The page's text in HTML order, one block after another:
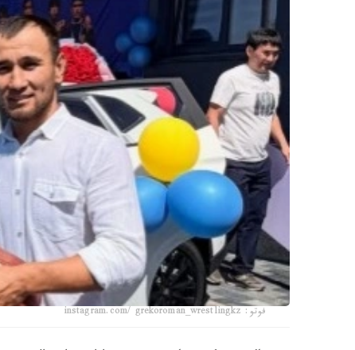
فوتو: instagram.com/ grekoroman_wrestlingkz